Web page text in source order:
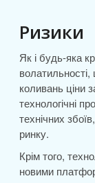
Ризики
Як і будь-яка
коливань ціни
технологічні
технічних
ринку.
Крім того,
новими